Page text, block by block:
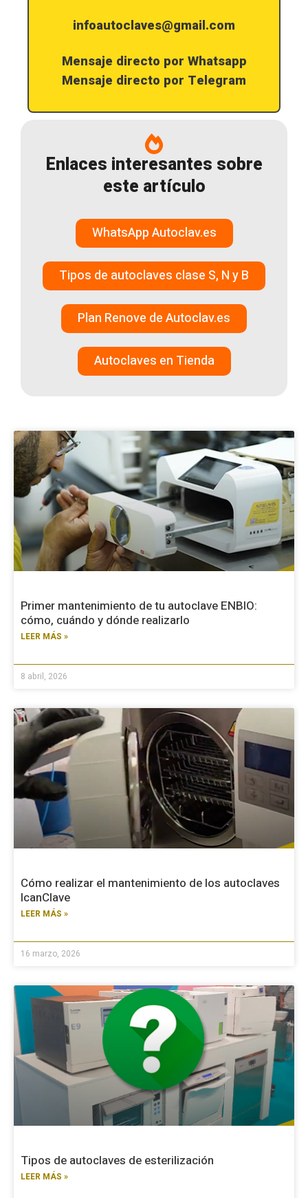
infoautoclaves@gmail.com
Mensaje directo por Whatsapp
Mensaje directo por Telegram
Enlaces interesantes sobre
este artículo
WhatsApp Autoclav.es
Tipos de autoclaves clase S, N y B
Plan Renove de Autoclav.es
Autoclaves en Tienda
Primer mantenimiento de tu autoclave ENBIO:
cómo, cuándo y dónde realizarlo
LEER MÁS »
8 abril, 2026
Cómo realizar el mantenimiento de los autoclaves
IcanClave
LEER MÁS »
16 marzo, 2026
Tipos de autoclaves de esterilización
LEER MÁS »